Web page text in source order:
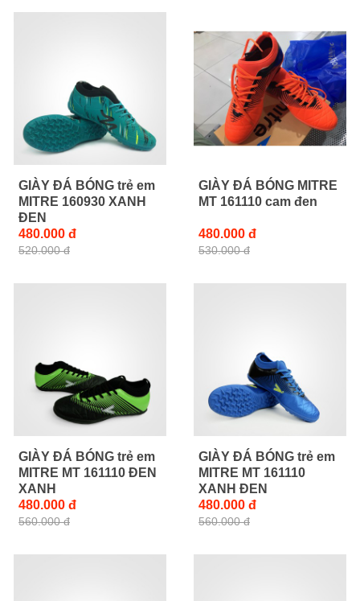
GIÀY ĐÁ BÓNG trẻ em
MITRE 160930 XANH
ĐEN
480.000 đ
520.000 đ
GIÀY ĐÁ BÓNG MITRE
MT 161110 cam đen
480.000 đ
530.000 đ
GIÀY ĐÁ BÓNG trẻ em
MITRE MT 161110 ĐEN
XANH
480.000 đ
560.000 đ
GIÀY ĐÁ BÓNG trẻ em
MITRE MT 161110
XANH ĐEN
480.000 đ
560.000 đ